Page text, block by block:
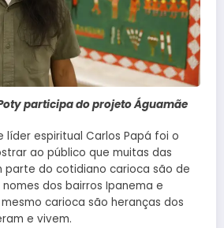
participa do projeto Águamãe
líder espiritual Carlos Papá foi o
ao público que muitas das
parte do cotidiano carioca são de
dos bairros Ipanema e
carioca são heranças dos
e vivem.